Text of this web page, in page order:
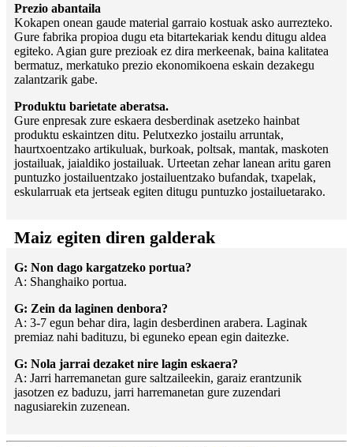
Prezio abantaila
Kokapen onean gaude material garraio kostuak asko aurrezteko.
Gure fabrika propioa dugu eta bitartekariak kendu ditugu aldea
egiteko. Agian gure prezioak ez dira merkeenak, baina kalitatea
bermatuz, merkatuko prezio ekonomikoena eskain dezakegu
zalantzarik gabe.
Produktu barietate aberatsa.
Gure enpresak zure eskaera desberdinak asetzeko hainbat
produktu eskaintzen ditu. Pelutxezko jostailu arruntak,
haurtxoentzako artikuluak, burkoak, poltsak, mantak, maskoten
jostailuak, jaialdiko jostailuak. Urteetan zehar lanean aritu garen
puntuzko jostailuentzako jostailuentzako bufandak, txapelak,
eskularruak eta jertseak egiten ditugu puntuzko jostailuetarako.
Maiz egiten diren galderak
G: Non dago kargatzeko portua?
A: Shanghaiko portua.
G: Zein da laginen denbora?
A: 3-7 egun behar dira, lagin desberdinen arabera. Laginak
premiaz nahi badituzu, bi eguneko epean egin daitezke.
G: Nola jarrai dezaket nire lagin eskaera?
A: Jarri harremanetan gure saltzaileekin, garaiz erantzunik
jasotzen ez baduzu, jarri harremanetan gure zuzendari
nagusiarekin zuzenean.